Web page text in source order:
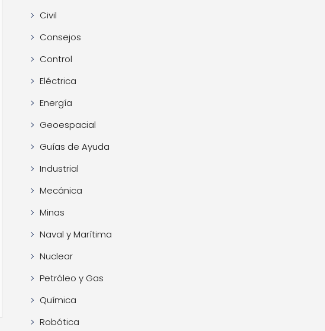
Civil
Consejos
Control
Eléctrica
Energía
Geoespacial
Guías de Ayuda
Industrial
Mecánica
Minas
Naval y Marítima
Nuclear
Petróleo y Gas
Química
Robótica